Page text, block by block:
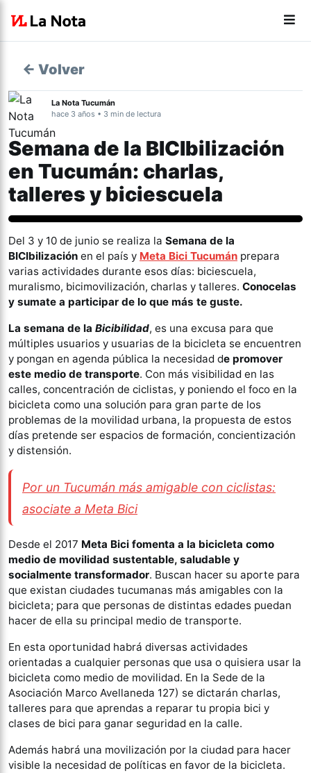
← Volver
La Nota Tucumán
hace 3 años • 3 min de lectura
Semana de la BICIbilización
en Tucumán: charlas,
talleres y biciescuela
Tucumán
Del 3 y 10 de junio se realiza la Semana de la
BICIbilización en el país y Meta Bici Tucumán prepara
varias actividades durante esos días: biciescuela,
muralismo, bicimovilización, charlas y talleres. Conocelas
y sumate a participar de lo que más te guste.
La semana de la Bicibilidad, es una excusa para que
múltiples usuarios y usuarias de la bicicleta se encuentren
y pongan en agenda pública la necesidad de promover
este medio de transporte. Con más visibilidad en las
calles, concentración de ciclistas, y poniendo el foco en la
bicicleta como una solución para gran parte de los
problemas de la movilidad urbana, la propuesta de estos
días pretende ser espacios de formación, concientización
y distensión.
Por un Tucumán más amigable con ciclistas:
asociate a Meta Bici
Desde el 2017 Meta Bici fomenta a la bicicleta como
medio de movilidad sustentable, saludable y
socialmente transformador. Buscan hacer su aporte para
que existan ciudades tucumanas más amigables con la
bicicleta; para que personas de distintas edades puedan
hacer de ella su principal medio de transporte.
En esta oportunidad habrá diversas actividades
orientadas a cualquier personas que usa o quisiera usar la
bicicleta como medio de movilidad. En la Sede de la
Asociación Marco Avellaneda 127) se dictarán charlas,
talleres para que aprendas a reparar tu propia bici y
clases de bici para ganar seguridad en la calle.
Además habrá una movilización por la ciudad para hacer
visible la necesidad de políticas en favor de la bicicleta.